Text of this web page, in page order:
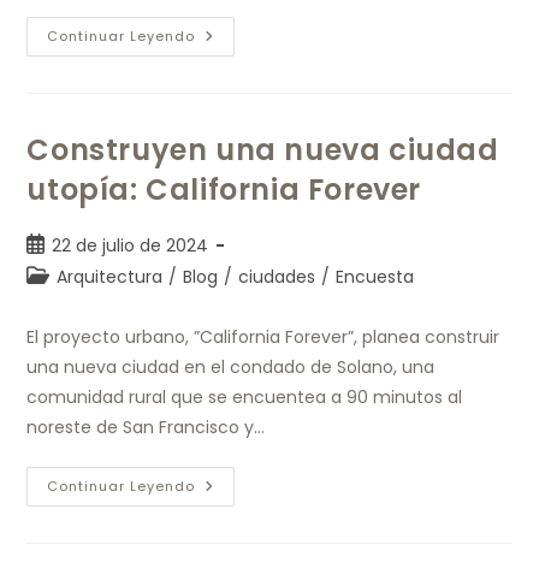
Continuar Leyendo
Construyen una nueva ciudad
utopía: California Forever
22 de julio de 2024
Arquitectura / Blog / ciudades / Encuesta
El proyecto urbano, ”California Forever”, planea construir
una nueva ciudad en el condado de Solano, una
comunidad rural que se encuentea a 90 minutos al
noreste de San Francisco y…
Continuar Leyendo